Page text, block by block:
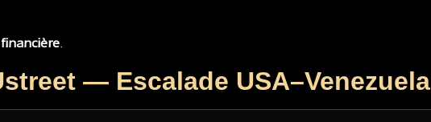
.
— Escalade USA–Venezuela